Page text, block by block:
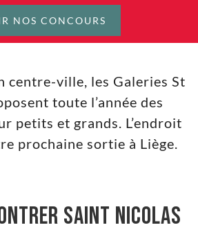
NOS CONCOURS
centre-ville, les Galeries St
toute l’année des
petits et grands. L’endroit
prochaine sortie à Liège.
Saint Nicolas